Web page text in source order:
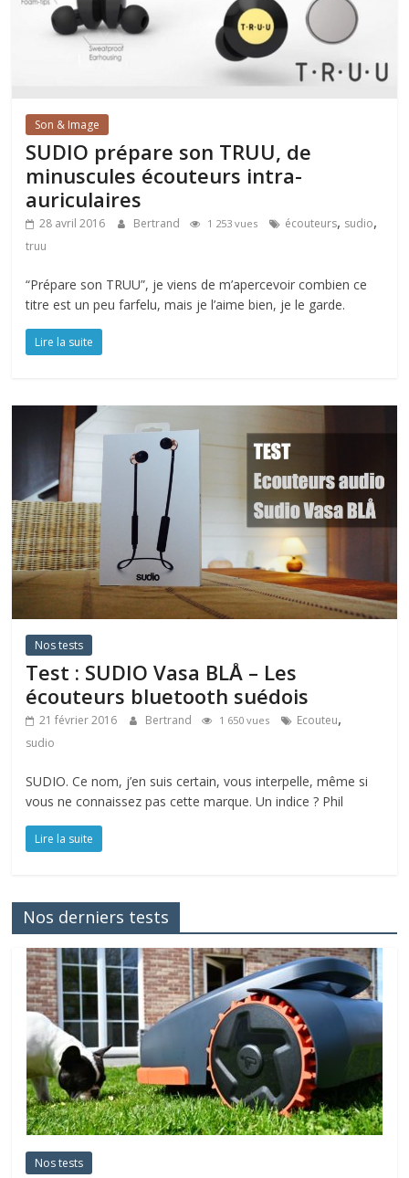
Son & Image
SUDIO prépare son TRUU, de
minuscules écouteurs intra-
auriculaires
28 avril 2016 Bertrand 1 253 vues écouteurs, sudio,
truu
“Prépare son TRUU”, je viens de m’apercevoir combien ce
titre est un peu farfelu, mais je l’aime bien, je le garde.
Lire la suite
Nos tests
Test : SUDIO Vasa BLÅ – Les
écouteurs bluetooth suédois
21 février 2016 Bertrand 1 650 vues Ecouteu,
sudio
SUDIO. Ce nom, j’en suis certain, vous interpelle, même si
vous ne connaissez pas cette marque. Un indice ? Phil
Lire la suite
Nos derniers tests
Nos tests